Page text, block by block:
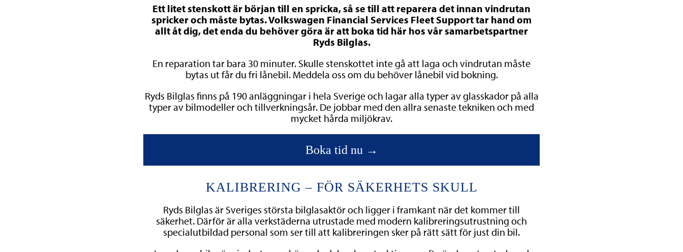
Ett litet stenskott är början till en spricka, så se till att reparera det innan vindrutan
spricker och måste bytas. Volkswagen Financial Services Fleet Support tar hand om
allt åt dig, det enda du behöver göra är att boka tid här hos vår samarbetspartner
Ryds Bilglas.
En reparation tar bara 30 minuter. Skulle stenskottet inte gå att laga och vindrutan måste
bytas ut får du fri lånebil. Meddela oss om du behöver lånebil vid bokning.
Ryds Bilglas finns på 190 anläggningar i hela Sverige och lagar alla typer av glasskador på alla
typer av bilmodeller och tillverkningsår. De jobbar med den allra senaste tekniken och med
mycket hårda miljökrav.
Boka tid nu →
KALIBRERING – FÖR SÄKERHETS SKULL
Ryds Bilglas är Sveriges största bilglasaktör och ligger i framkant när det kommer till
säkerhet. Därför är alla verkstäderna utrustade med modern kalibreringsutrustning och
specialutbildad personal som ser till att kalibreringen sker på rätt sätt för just din bil.